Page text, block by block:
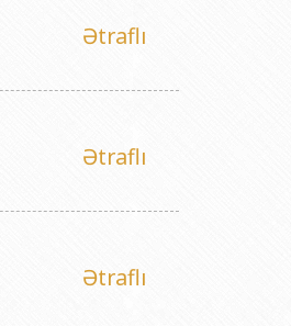
Ətraflı
Ətraflı
Ətraflı